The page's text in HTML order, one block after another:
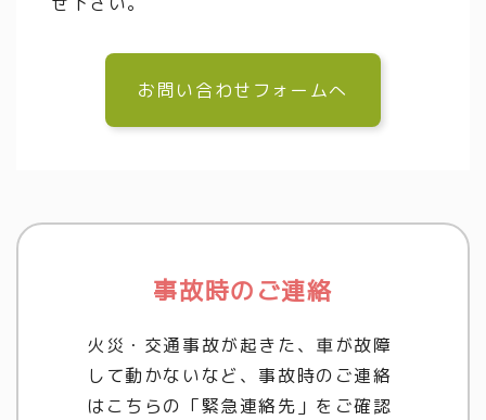
お問い合わせフォームへ
事故時のご連絡
火災・交通事故が起きた、車が故障
して動かないなど、事故時のご連絡
はこちらの「緊急連絡先」をご確認